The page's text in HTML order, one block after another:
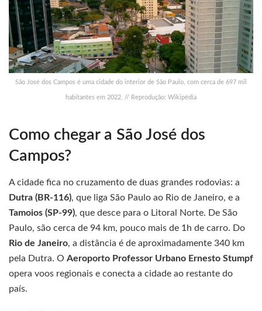
São José dos Campos é uma cidade do interior de São Paulo, com cerca de 697 mil
habitantes em 2022. // Reprodução: Wikipédia
Como chegar a São José dos
Campos?
A cidade fica no cruzamento de duas grandes rodovias: a
Dutra (BR-116), que liga São Paulo ao Rio de Janeiro, e a
Tamoios (SP-99), que desce para o Litoral Norte. De São
Paulo, são cerca de 94 km, pouco mais de 1h de carro. Do
Rio de Janeiro, a distância é de aproximadamente 340 km
pela Dutra. O Aeroporto Professor Urbano Ernesto Stumpf
opera voos regionais e conecta a cidade ao restante do
país.